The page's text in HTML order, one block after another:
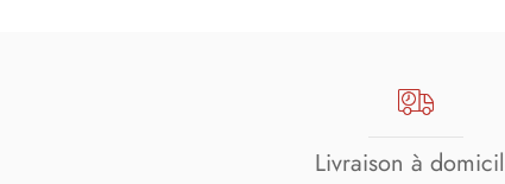
Livraison à